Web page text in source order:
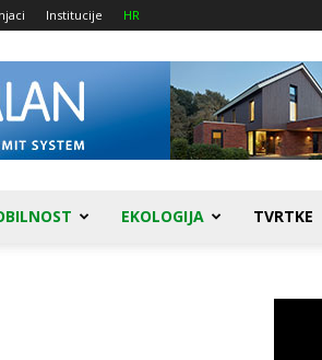
Institucije HR
EKOLOGIJA TVRTKE